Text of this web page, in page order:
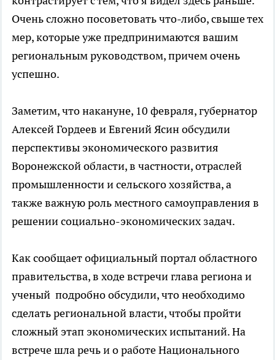
Очень сложно посоветовать что-либо, свыше тех
мер, которые уже предпринимаются вашим
региональным руководством, причем очень
успешно.
Заметим, что накануне, 10 февраля, губернатор
Алексей Гордеев и Евгений Ясин обсудили
перспективы экономического развития
Воронежской области, в частности, отраслей
промышленности и сельского хозяйства, а
также важную роль местного самоуправления в
решении социально-экономических задач.
Как сообщает официальный портал областного
правительства, в ходе встречи глава региона и
ученый подробно обсудили, что необходимо
сделать региональной власти, чтобы пройти
сложный этап экономических испытаний. На
встрече шла речь и о работе Национального